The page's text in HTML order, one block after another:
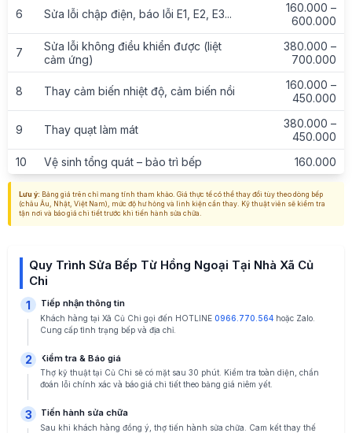
6 Sửa lỗi chập điện, báo lỗi E1, E2, E3...
160.000 –
600.000
7
Sửa lỗi không điều khiển được (liệt
cảm ứng)
380.000 –
700.000
8 Thay cảm biến nhiệt độ, cảm biến nồi
160.000 –
450.000
9 Thay quạt làm mát
380.000 –
450.000
10
Vệ sinh tổng quát – bảo trì bếp 160.000
Lưu ý: Bảng giá trên chỉ mang tính tham khảo. Giá thực tế có thể thay đổi tùy theo dòng bếp
(châu Âu, Nhật, Việt Nam), mức độ hư hỏng và linh kiện cần thay. Kỹ thuật viên sẽ kiểm tra
tận nơi và báo giá chi tiết trước khi tiến hành sửa chữa.
Quy Trình Sửa Bếp Từ Hồng Ngoại Tại Nhà Xã Củ
Chi
1 Tiếp nhận thông tin
Khách hàng tại Xã Củ Chi gọi đến HOTLINE 0966.770.564 hoặc Zalo.
Cung cấp tình trạng bếp và địa chỉ.
2 Kiểm tra & Báo giá
Thợ kỹ thuật tại Củ Chi sẽ có mặt sau 30 phút. Kiểm tra toàn diện, chẩn
đoán lỗi chính xác và báo giá chi tiết theo bảng giá niêm yết.
3 Tiến hành sửa chữa
Sau khi khách hàng đồng ý, thợ tiến hành sửa chữa. Cam kết thay thế